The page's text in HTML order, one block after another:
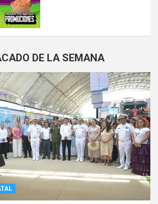
DE LA SEMANA